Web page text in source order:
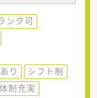
ンク可
り
シフト制
制充実